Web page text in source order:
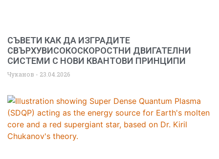
СЪВЕТИ КАК ДА ИЗГРАДИТЕ
СВЪРХУВИСОКОСКОРОСТНИ ДВИГАТЕЛНИ
СИСТЕМИ С НОВИ КВАНТОВИ ПРИНЦИПИ
Чуканов 23.04.2026